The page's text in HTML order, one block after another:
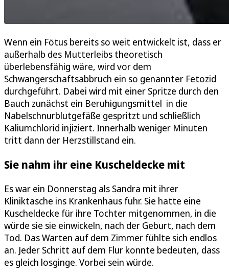
Wenn ein Fötus bereits so weit entwickelt ist, dass er
außerhalb des Mutterleibs theoretisch
überlebensfähig wäre, wird vor dem
Schwangerschaftsabbruch ein so genannter Fetozid
durchgeführt. Dabei wird mit einer Spritze durch den
Bauch zunächst ein Beruhigungsmittel in die
Nabelschnurblutgefäße gespritzt und schließlich
Kaliumchlorid injiziert. Innerhalb weniger Minuten
tritt dann der Herzstillstand ein.
Sie nahm ihr eine Kuscheldecke mit
Es war ein Donnerstag als Sandra mit ihrer
Kliniktasche ins Krankenhaus fuhr. Sie hatte eine
Kuscheldecke für ihre Tochter mitgenommen, in die
würde sie sie einwickeln, nach der Geburt, nach dem
Tod. Das Warten auf dem Zimmer fühlte sich endlos
an. Jeder Schritt auf dem Flur konnte bedeuten, dass
es gleich losginge. Vorbei sein würde.